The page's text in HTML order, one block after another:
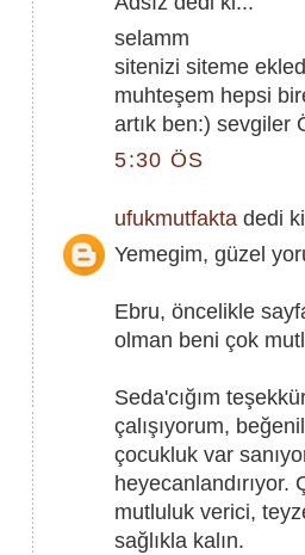
selamm
sitenizi siteme
muhteşem hepsi
artık ben:) sevgiler
5:30 ÖS
ufukmutfakta dedi
Yemegim, güzel
Ebru, öncelikle
olman beni çok
Seda'cığım
çalışıyorum,
çocukluk var
heyecanlandırıyor.
mutluluk verici,
sağlıkla kalın.